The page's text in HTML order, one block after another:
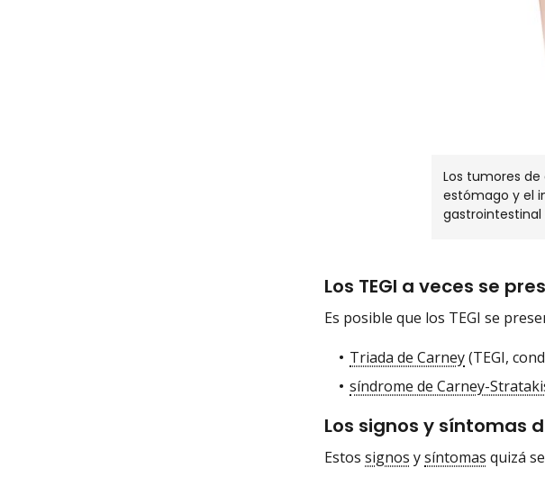
Los tumores
estómago y el
Los TEGI a veces se
Es posible que los TEGI se
Triada de Carney(TEGI,
síndrome de Carney-
Los signos y síntomas
Estos signos ysíntomas quizá